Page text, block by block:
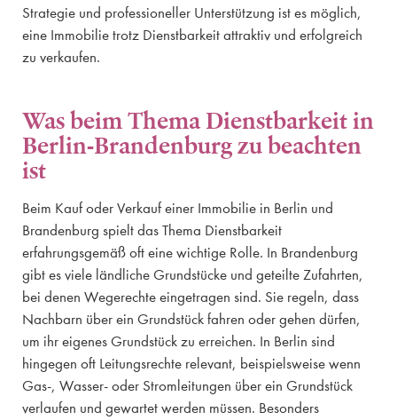
Strategie und professioneller Unterstützung ist es möglich,
eine Immobilie trotz Dienstbarkeit attraktiv und erfolgreich
zu verkaufen.
Was beim Thema Dienstbarkeit in
Berlin-Brandenburg zu beachten
ist
Beim Kauf oder Verkauf einer Immobilie in Berlin und
Brandenburg spielt das Thema Dienstbarkeit
erfahrungsgemäß oft eine wichtige Rolle. In Brandenburg
gibt es viele ländliche Grundstücke und geteilte Zufahrten,
bei denen Wegerechte eingetragen sind. Sie regeln, dass
Nachbarn über ein Grundstück fahren oder gehen dürfen,
um ihr eigenes Grundstück zu erreichen. In Berlin sind
hingegen oft Leitungsrechte relevant, beispielsweise wenn
Gas-, Wasser- oder Stromleitungen über ein Grundstück
verlaufen und gewartet werden müssen. Besonders